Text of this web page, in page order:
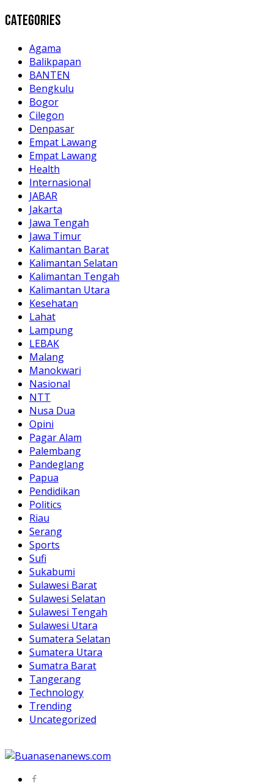
Categories
Agama
Balikpapan
BANTEN
Bengkulu
Bogor
Cilegon
Denpasar
Empat Lawang
Empat Lawang
Health
Internasional
JABAR
Jakarta
Jawa Tengah
Jawa Timur
Kalimantan Barat
Kalimantan Selatan
Kalimantan Tengah
Kalimantan Utara
Kesehatan
Lahat
Lampung
LEBAK
Malang
Manokwari
Nasional
NTT
Nusa Dua
Opini
Pagar Alam
Palembang
Pandeglang
Papua
Pendidikan
Politics
Riau
Serang
Sports
Sufi
Sukabumi
Sulawesi Barat
Sulawesi Selatan
Sulawesi Tengah
Sulawesi Utara
Sumatera Selatan
Sumatera Utara
Sumatra Barat
Tangerang
Technology
Trending
Uncategorized